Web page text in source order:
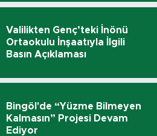
Valilikten Genç’teki İnönü
Ortaokulu İnşaatıyla İlgili
Basın Açıklaması
Bingöl'de “Yüzme Bilmeyen
Kalmasın” Projesi Devam
Ediyor